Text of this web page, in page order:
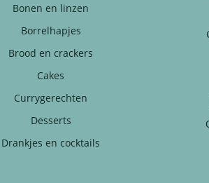
Bonen en linzen
Borrelhapjes
Brood en crackers
Cakes
Currygerechten
Desserts
Drankjes en cocktails